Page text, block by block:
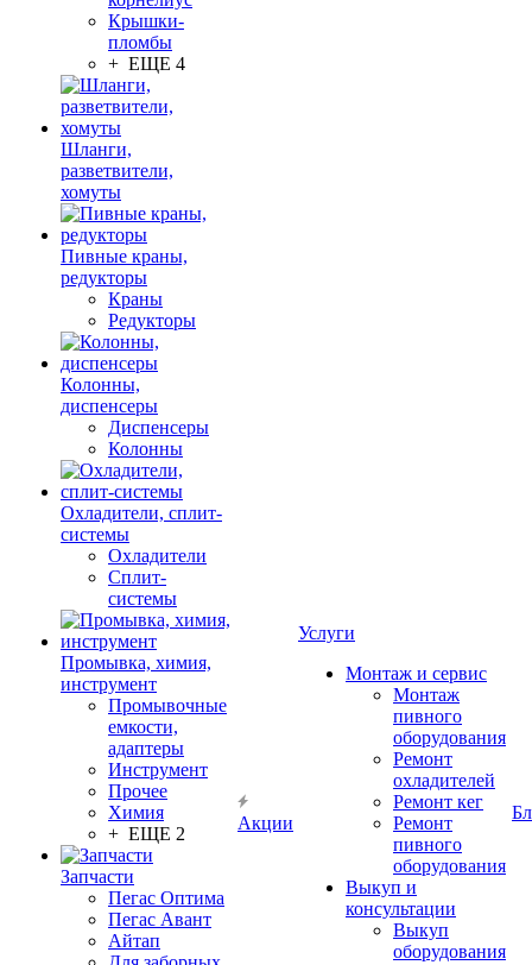
Крышки-
пломбы
+ ЕЩЕ 4
Шланги,
разветвители,
хомуты
Пивные краны,
редукторы
Краны
Редукторы
Колонны,
диспенсеры
Диспенсеры
Колонны
Охладители, сплит-
системы
Охладители
Сплит-
системы
Промывка, химия,
инструмент
Промывочные
емкости,
адаптеры
Инструмент
Прочее
Химия
+ ЕЩЕ 2
Запчасти
Пегас Оптима
Пегас Авант
Айтап
Акции
Услуги
Монтаж и сервис
Монтаж
пивного
оборудования
Ремонт
охладителей
Ремонт кег
Ремонт
пивного
оборудования
Выкуп и
консультации
Выкуп
оборудования